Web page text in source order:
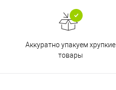
Аккуратно упакуем хрупкие
товары